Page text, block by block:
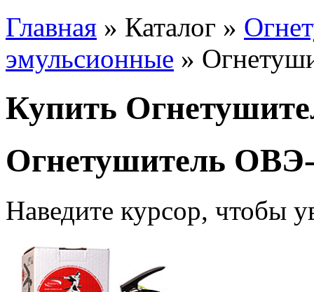
Главная » Каталог »
эмульсионные »
Купить
Огнетушитель
Наведите курсор, чтобы